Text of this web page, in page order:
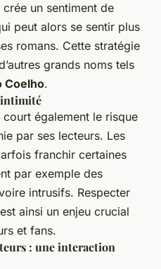
un sentiment de
peut alors se sentir plus
romans. Cette stratégie
grands noms tels
Coelho.
court également le risque
par ses lecteurs. Les
franchir certaines
par exemple des
intrusifs. Respecter
ainsi un enjeu crucial
et fans.
: une interaction